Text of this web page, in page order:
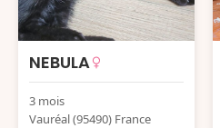
NEBULA
3 mois
Vauréal (95490) France